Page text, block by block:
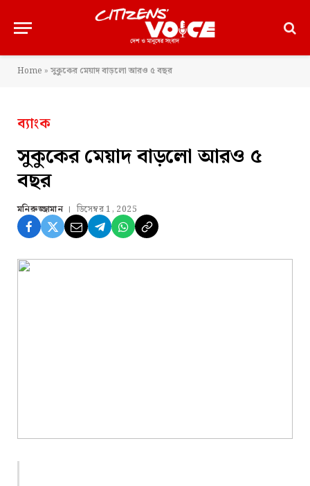
Home » সুকুকের মেয়াদ বাড়লো আরও ৫ বছর
ব্যাংক
সুকুকের মেয়াদ বাড়লো আরও ৫
বছর
মনিরুজ্জামান ডিসেম্বর 1, 2025